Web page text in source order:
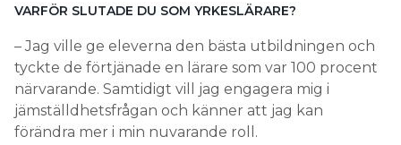
VARFÖR SLUTADE DU SOM YRKESLÄRARE?
– Jag ville ge eleverna den bästa utbildningen och
tyckte de förtjänade en lärare som var 100 procent
närvarande. Samtidigt vill jag engagera mig i
jämställdhetsfrågan och känner att jag kan
förändra mer i min nuvarande roll.